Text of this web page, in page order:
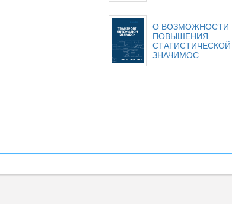
О ВОЗМОЖНОСТИ
ПОВЫШЕНИЯ
СТАТИСТИЧЕСКОЙ
ЗНАЧИМОС...